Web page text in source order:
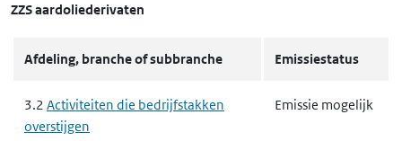
ZZS aardoliederivaten
Afdeling, branche of subbranche Emissiestatus
3.2 Activiteiten die bedrijfstakken
overstijgen
Emissie mogelijk